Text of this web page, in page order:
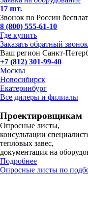
17 шт.
Звонок по России
8 (800) 555-61-10
Где купить
Заказать обратный звонок
Ваш регион Санкт-
+7 (812) 301-99-40
Москва
Новосибирск
Екатеринбург
Все дилеры и филиалы
Проектировщикам
Опросные листы,
консультации
тепловых завес,
документация на
Подробнее
Опросные листы по